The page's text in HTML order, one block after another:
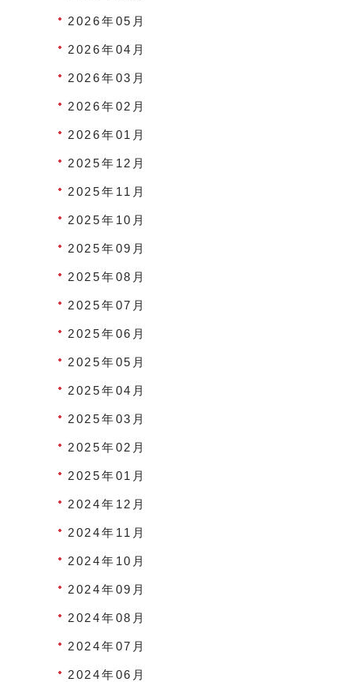
2026年05月
2026年04月
2026年03月
2026年02月
2026年01月
2025年12月
2025年11月
2025年10月
2025年09月
2025年08月
2025年07月
2025年06月
2025年05月
2025年04月
2025年03月
2025年02月
2025年01月
2024年12月
2024年11月
2024年10月
2024年09月
2024年08月
2024年07月
2024年06月